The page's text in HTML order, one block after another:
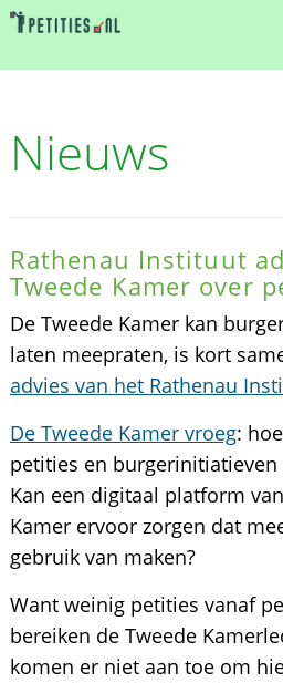
Nieuws
Rathenau Instituut
Tweede Kamer over
De Tweede Kamer kan
laten meepraten, is kort
advies van het Rathenau
De Tweede Kamer vroeg:
petities en
Kan een digitaal platform
Kamer ervoor zorgen dat
gebruik van maken?
Want weinig petities vanaf
bereiken de Tweede
komen er niet aan toe om